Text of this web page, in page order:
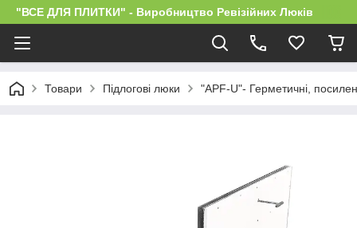
"ВСЕ ДЛЯ ПЛИТКИ" - Виробництво Ревізійних Люків
Товари Підлогові люки "APF-U"- Герметичні,